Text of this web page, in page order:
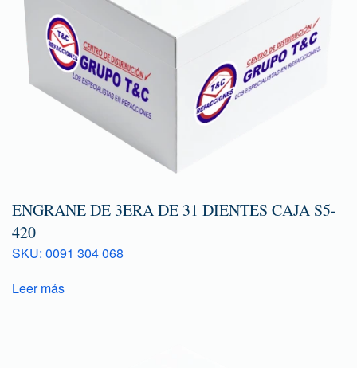
ENGRANE DE 3ERA DE 31 DIENTES CAJA S5-
420
SKU: 0091 304 068
Leer más